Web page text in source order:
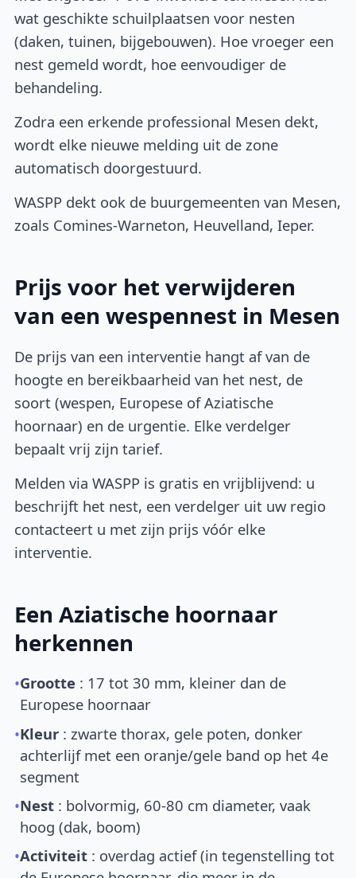
wat geschikte schuilplaatsen voor nesten
(daken, tuinen, bijgebouwen). Hoe vroeger een
nest gemeld wordt, hoe eenvoudiger de
behandeling.
Zodra een erkende professional Mesen dekt,
wordt elke nieuwe melding uit de zone
automatisch doorgestuurd.
WASPP dekt ook de buurgemeenten van Mesen,
zoals Comines-Warneton, Heuvelland, Ieper.
Prijs voor het verwijderen
van een wespennest in Mesen
De prijs van een interventie hangt af van de
hoogte en bereikbaarheid van het nest, de
soort (wespen, Europese of Aziatische
hoornaar) en de urgentie. Elke verdelger
bepaalt vrij zijn tarief.
Melden via WASPP is gratis en vrijblijvend: u
beschrijft het nest, een verdelger uit uw regio
contacteert u met zijn prijs vóór elke
interventie.
Een Aziatische hoornaar
herkennen
•Grootte : 17 tot 30 mm, kleiner dan de
Europese hoornaar
•Kleur : zwarte thorax, gele poten, donker
achterlijf met een oranje/gele band op het 4e
segment
•Nest : bolvormig, 60-80 cm diameter, vaak
hoog (dak, boom)
•Activiteit : overdag actief (in tegenstelling tot